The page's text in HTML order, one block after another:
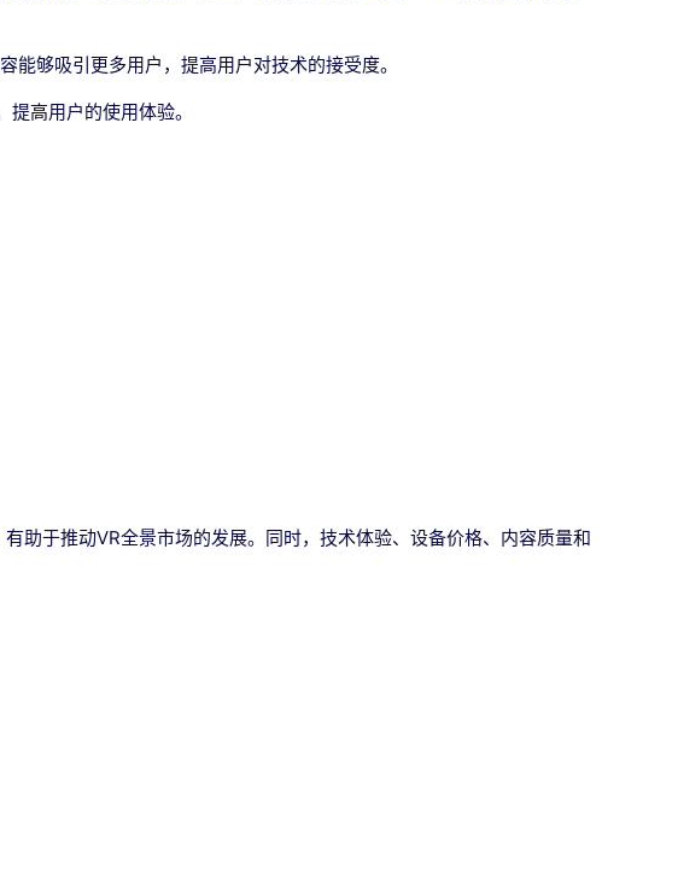
能够吸引更多用户，提高用户对技术的接受度。
高用户的使用体验。
助于推动VR全景市场的发展。同时，技术体验、设备价格、内容质量和